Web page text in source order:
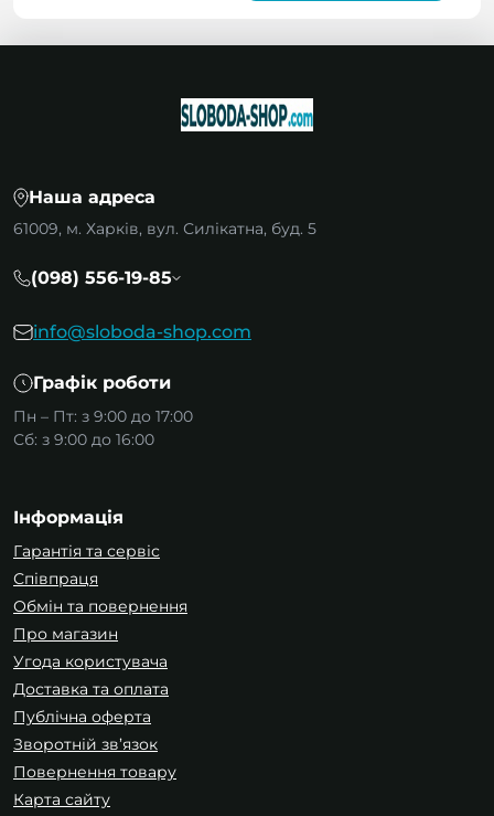
Наша адреса
61009, м. Харків, вул. Силікатна, буд. 5
(098) 556-19-85
info@sloboda-shop.com
Графік роботи
Пн – Пт: з 9:00 до 17:00
Сб: з 9:00 до 16:00
Інформація
Гарантія та сервіс
Співпраця
Обмін та повернення
Про магазин
Угода користувача
Доставка та оплата
Публічна оферта
Зворотній зв’язок
Повернення товару
Карта сайту